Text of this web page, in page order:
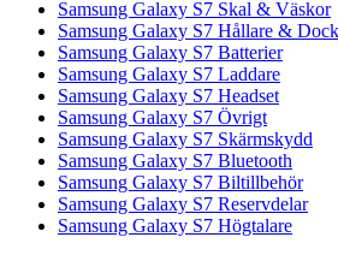
Samsung Galaxy S7 Skal & Väskor
Samsung Galaxy S7 Hållare &
Samsung Galaxy S7 Batterier
Samsung Galaxy S7 Laddare
Samsung Galaxy S7 Headset
Samsung Galaxy S7 Övrigt
Samsung Galaxy S7 Skärmskydd
Samsung Galaxy S7 Bluetooth
Samsung Galaxy S7 Biltillbehör
Samsung Galaxy S7 Reservdelar
Samsung Galaxy S7 Högtalare